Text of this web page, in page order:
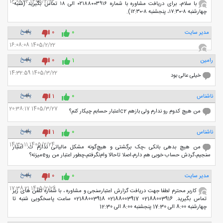
با سلام، برای دریافت مشاوره با شماره ۰۲۱۸۸۰۰۳۹۱۶ الی ۱۸ تماس بگیرید (شنبه-
چهارشنبه ۸-۱۷:۳۰، پنجشنبه ۸-۱۲:۳۰).
مدیر سایت پاسخ 0
0
1405/2/22 16:08:08
رامین پاسخ 1
0
1405/3/22 14:32:59 خیلی عالی بود
ناشناس پاسخ 0
1
1405/3/27 20:38:17 من هیچ کدوم رو ندارم ولی بازهم c2اعتبار حسابم چیکار کنم؟
ناشناس پاسخ 0
1
1405/2/24 14:30:11
من هیچ بدهی بانکی ،چک برگشتی و هیچ‌گونه مشکل مالیاتی ندارم ت. اعتبار
سنجیم،گردش حساب خوبی هم دارم،اصلا تاحالا وام‌نگرفتم،چطور اعتبار من روeمیزنه؟
مدیر سایت پاسخ 0
0
1405/2/26 17:38:21
کاربر محترم لطفا جهت دریافت گزارش اعتبارسنجی و مشاوره ، با شماره تلفن های زیر
تماس بگیرید. 02188003916 02188003917 02188003918 ساعت پاسخگویی شنبه تا
چهارشنبه 8:00 الی 17:30 پنجشنبه 8:00 الی 12:30